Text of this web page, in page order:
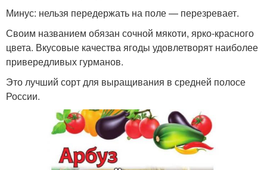
Минус: нельзя передержать на поле — перезревает.
Своим названием обязан сочной мякоти, ярко-красного
цвета. Вкусовые качества ягоды удовлетворят наиболее
привередливых гурманов.
Это лучший сорт для выращивания в средней полосе
России.